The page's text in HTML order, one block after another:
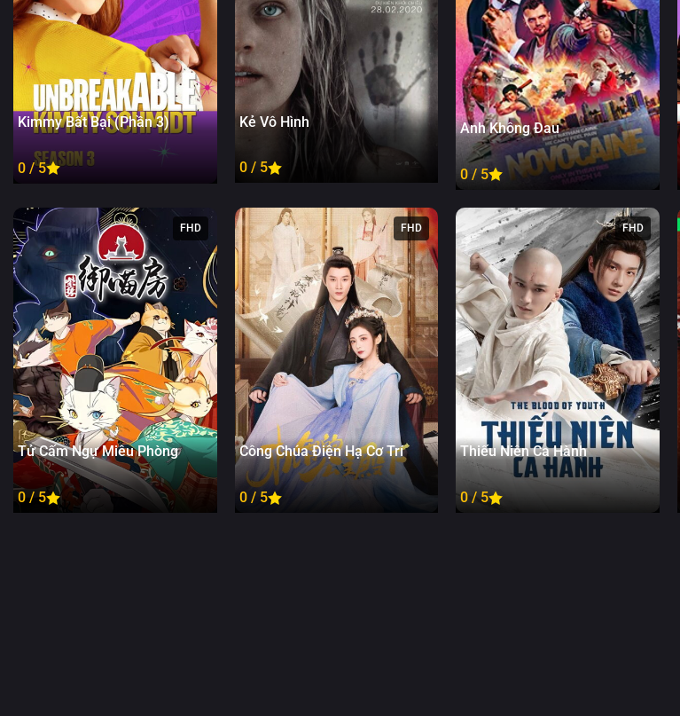
Tập 37
Tập 38
Tập 39
Tập 40
Tập 41
Tập 42
Tập 44
Tập 45
Tập 46
Tập 47
Tập 48
Tập 32
Tập 33
Tập 34
Tập 35
Tập 37
Tập 38
Tập 39
Tập 40
Tập 41
Tập 42
Tập 43
Tập 44
Tập 45
Tập 46
Tập 47
Kimmy Bất Bại (Phần 3)
0 / 5
Kẻ Vô Hình
0 / 5
Anh Không Đau
0 / 5
FHD
Tử Cấm Ngự Miêu Phòng
0 / 5
FHD
Công Chúa Điện Hạ Cơ Trí
0 / 5
FHD
Thiếu Niên Ca Hành
0 / 5